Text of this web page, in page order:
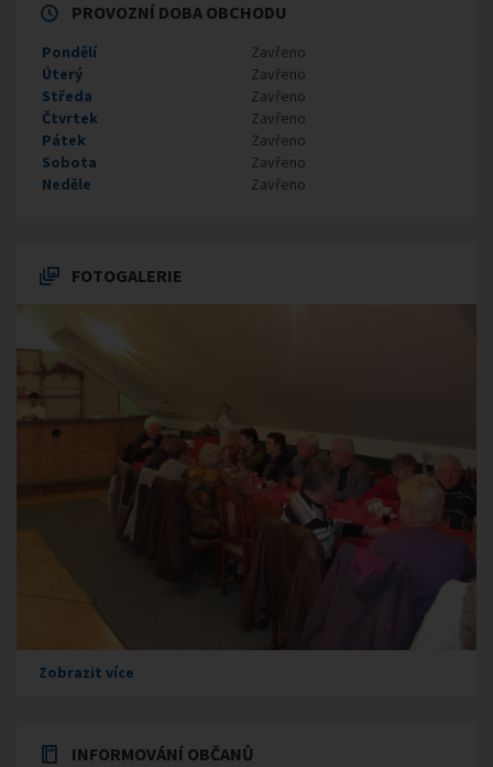
PROVOZNÍ DOBA OBCHODU
Pondělí
Zavřeno
Úterý
Zavřeno
Středa
Zavřeno
Čtvrtek
Zavřeno
Pátek
Zavřeno
Sobota
Zavřeno
Neděle
Zavřeno
FOTOGALERIE
Zobrazit více
INFORMOVÁNÍ OBČANŮ